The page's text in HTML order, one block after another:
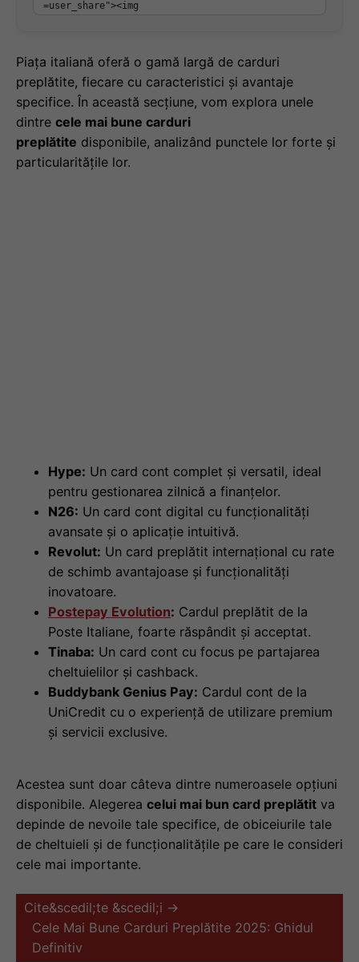
Piața italiană oferă o gamă largă de carduri
preplătite, fiecare cu caracteristici și avantaje
specifice. În această secțiune, vom explora unele
dintre cele mai bune carduri
preplătite disponibile, analizând punctele lor forte și
particularitățile lor.
Hype: Un card cont complet și versatil, ideal
pentru gestionarea zilnică a finanțelor.
N26: Un card cont digital cu funcționalități
avansate și o aplicație intuitivă.
Revolut: Un card preplătit internațional cu rate
de schimb avantajoase și funcționalități
inovatoare.
Postepay Evolution: Cardul preplătit de la
Poste Italiane, foarte răspândit și acceptat.
Tinaba: Un card cont cu focus pe partajarea
cheltuielilor și cashback.
Buddybank Genius Pay: Cardul cont de la
UniCredit cu o experiență de utilizare premium
și servicii exclusive.
Acestea sunt doar câteva dintre numeroasele opțiuni
disponibile. Alegerea celui mai bun card preplătit va
depinde de nevoile tale specifice, de obiceiurile tale
de cheltuieli și de funcționalitățile pe care le consideri
cele mai importante.
Cite&scedil;te &scedil;i →
Cele Mai Bune Carduri Preplătite 2025: Ghidul
Definitiv